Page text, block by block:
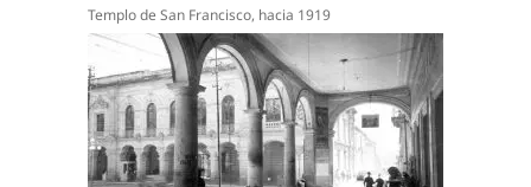
Templo de San Francisco, hacia 1919